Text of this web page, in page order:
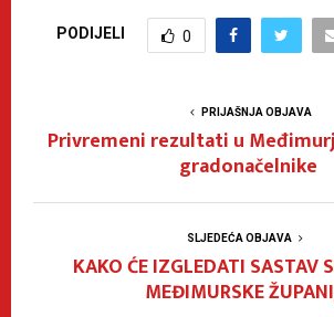
PODIJELI 0
PRIJAŠNJA OBJAVA
Privremeni rezultati u
gradonačelnike
SLJEDEĆA OBJAVA
KAKO ĆE IZGLEDATI SASTAV
MEĐIMURSKE